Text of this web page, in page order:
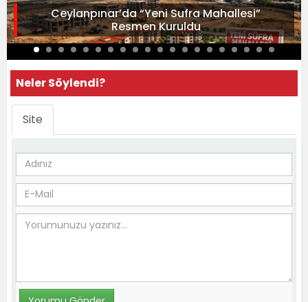
Ceylanpınar’da “Yeni Sufra Mahallesi”
Resmen Kuruldu
Neler Söylendi?
Site